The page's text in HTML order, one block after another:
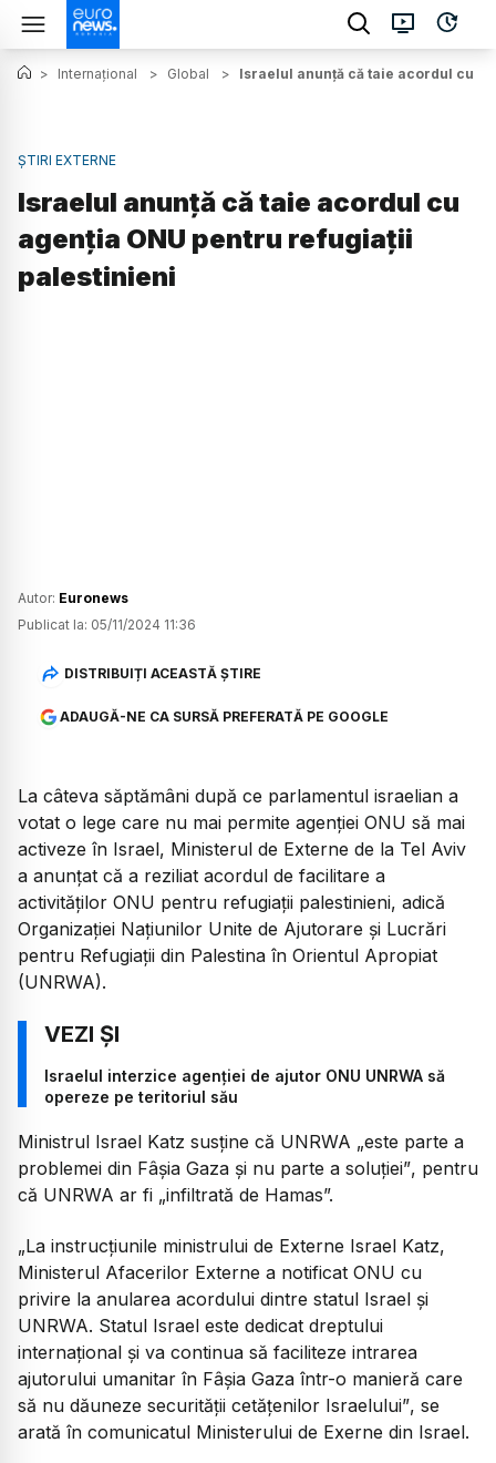
> Internațional > Global > Israelul anunță că taie acordul cu
ȘTIRI EXTERNE
Israelul anunță că taie acordul cu
agenția ONU pentru refugiații
palestinieni
Autor: Euronews
Publicat la: 05/11/2024 11:36
DISTRIBUIȚI ACEASTĂ ȘTIRE
ADAUGĂ-NE CA SURSĂ PREFERATĂ PE GOOGLE
La câteva săptămâni după ce parlamentul israelian a
votat o lege care nu mai permite agenției ONU să mai
activeze în Israel, Ministerul de Externe de la Tel Aviv
a anunțat că a reziliat acordul de facilitare a
activităților ONU pentru refugiații palestinieni, adică
Organizației Națiunilor Unite de Ajutorare și Lucrări
pentru Refugiații din Palestina în Orientul Apropiat
(UNRWA).
Israelul interzice agenției de ajutor ONU UNRWA să
opereze pe teritoriul său
Ministrul Israel Katz susține că UNRWA „este parte a
problemei din Fâșia Gaza și nu parte a soluției”, pentru
că UNRWA ar fi „infiltrată de Hamas”.
„La instrucțiunile ministrului de Externe Israel Katz,
Ministerul Afacerilor Externe a notificat ONU cu
privire la anularea acordului dintre statul Israel și
UNRWA. Statul Israel este dedicat dreptului
internațional și va continua să faciliteze intrarea
ajutorului umanitar în Fâșia Gaza într-o manieră care
să nu dăuneze securității cetățenilor Israelului”, se
arată în comunicatul Ministerului de Exerne din Israel.